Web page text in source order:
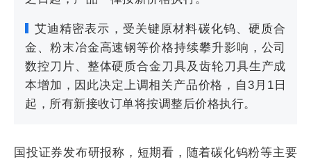
艾迪精密表示，受关键原材料碳化钨、硬质合
金、粉末冶金高速钢等价格持续攀升影响，公司
数控刀片、整体硬质合金刀具及齿轮刀具生产成
本增加，因此决定上调相关产品价格，自3月1日
起，所有新接收订单将按调整后价格执行。
国投证券发布研报称，短期看，随着碳化钨粉等主要